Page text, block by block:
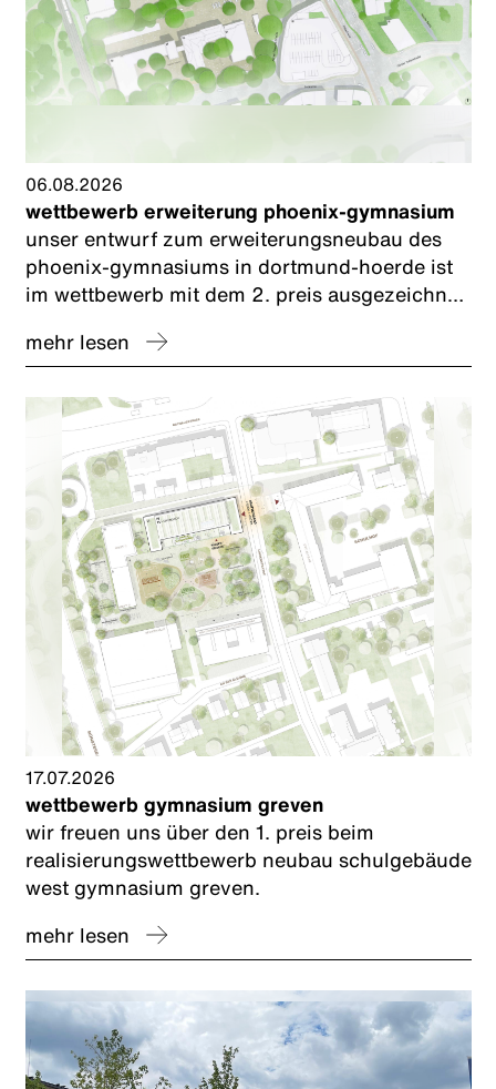
06.08.2026
wettbewerb erweiterung phoenix-gymnasium
unser entwurf zum erweiterungsneubau des
phoenix-gymnasiums in dortmund-hoerde ist
im wettbewerb mit dem 2. preis ausgezeichnet
unserem planungspartner caspar.
mehr lesen
17.07.2026
wettbewerb gymnasium greven
wir freuen uns über den 1. preis beim
realisierungswettbewerb neubau schulgebäude
west gymnasium greven.
mehr lesen